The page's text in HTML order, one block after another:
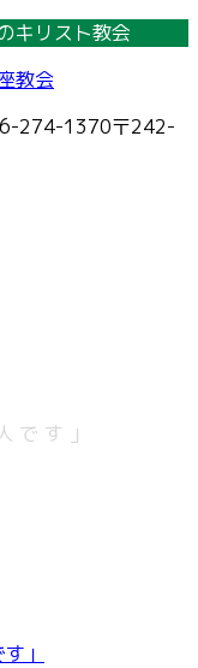
キリスト教会
274-1370〒242-
です」
」